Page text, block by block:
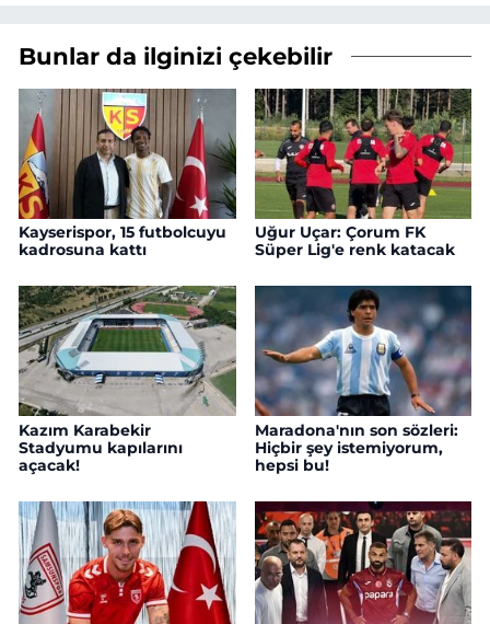
Bunlar da ilginizi çekebilir
Kayserispor, 15 futbolcuyu
kadrosuna kattı
Uğur Uçar: Çorum FK
Süper Lig'e renk katacak
Kazım Karabekir
Stadyumu kapılarını
açacak!
Maradona'nın son sözleri:
Hiçbir şey istemiyorum,
hepsi bu!